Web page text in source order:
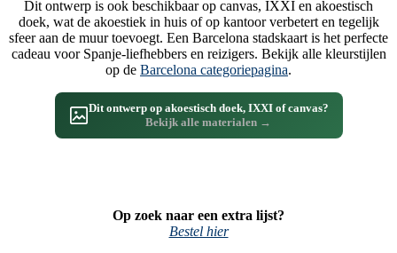
Dit ontwerp is ook beschikbaar op canvas, IXXI en akoestisch
doek, wat de akoestiek in huis of op kantoor verbetert en tegelijk
sfeer aan de muur toevoegt. Een Barcelona stadskaart is het perfecte
cadeau voor Spanje-liefhebbers en reizigers. Bekijk alle kleurstijlen
op de Barcelona categoriepagina.
Dit ontwerp op akoestisch doek, IXXI of canvas?
Bekijk alle materialen →
Op zoek naar een extra lijst?
Bestel hier